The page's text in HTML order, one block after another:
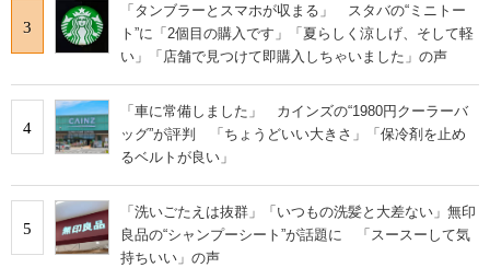
3
「タンブラーとスマホが収まる」 スタバの“ミニトー
ト”に「2個目の購入です」「夏らしく涼しげ、そして軽
い」「店舗で見つけて即購入しちゃいました」の声
4
「車に常備しました」 カインズの“1980円クーラーバ
ッグ”が評判 「ちょうどいい大きさ」「保冷剤を止め
るベルトが良い」
5
「洗いごたえは抜群」「いつもの洗髪と大差ない」無印
良品の“シャンプーシート”が話題に 「スースーして気
持ちいい」の声